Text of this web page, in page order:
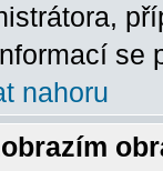
se
nahoru